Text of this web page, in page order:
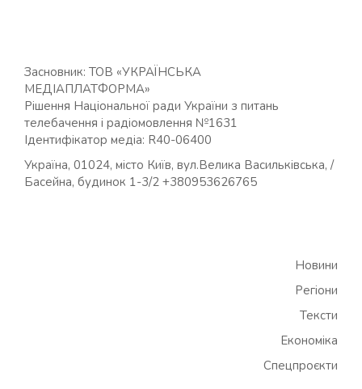
Засновник: ТОВ «УКРАЇНСЬКА
МЕДІАПЛАТФОРМА»
Рішення Національної ради України з питань
телебачення і радіомовлення №1631
Ідентифікатор медіа: R40-06400
Україна, 01024, місто Київ, вул.Велика Васильківська, /
Басейна, будинок 1-3/2 +380953626765
Новини
Регіони
Тексти
Економіка
Спецпроєкти